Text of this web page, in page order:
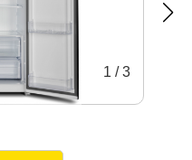
1 /3